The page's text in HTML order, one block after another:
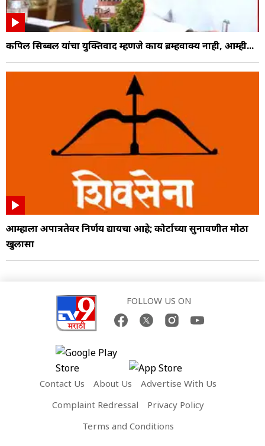
कपिल सिब्बल यांचा युक्तिवाद म्हणजे काय ब्रम्हवाक्य नाही, आम्ही...
आम्हाला अपात्रतेवर निर्णय द्यायचा आहे; कोर्टाच्या सुनावणीत मोठा
खुलासा
FOLLOW US ON
Contact Us About Us
Advertise With Us
Complaint Redressal
Privacy Policy
Terms and Conditions